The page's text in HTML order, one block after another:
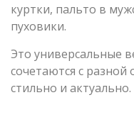
куртки, пальто в
пуховики.
Это универсальные
сочетаются с разной
стильно и актуально.